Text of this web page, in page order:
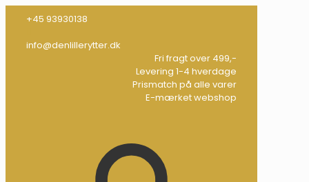
+45 93930138
info@denlillerytter.dk
Fri fragt over 499,-
Levering 1-4 hverdage
Prismatch på alle varer
E-mærket webshop